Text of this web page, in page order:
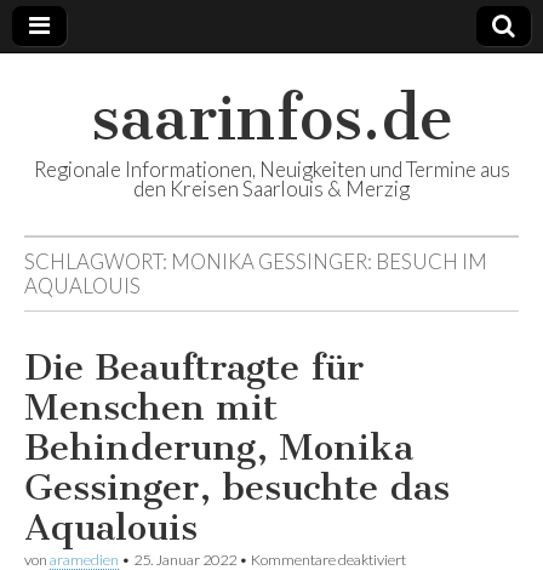
saarinfos.de
Regionale Informationen, Neuigkeiten und Termine aus
den Kreisen Saarlouis & Merzig
SCHLAGWORT: MONIKA GESSINGER: BESUCH IM
AQUALOUIS
Die Beauftragte für
Menschen mit
Behinderung, Monika
Gessinger, besuchte das
Aqualouis
von aramedien • 25. Januar 2022 • Kommentare deaktiviert